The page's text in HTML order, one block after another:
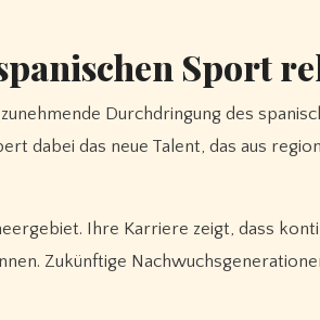
Sport
Durchdringung des
dabei das neue Talent, das aus
Ihre Karriere zeigt, dass
Zukünftige